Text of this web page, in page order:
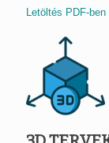
Letöltés PDF-ben